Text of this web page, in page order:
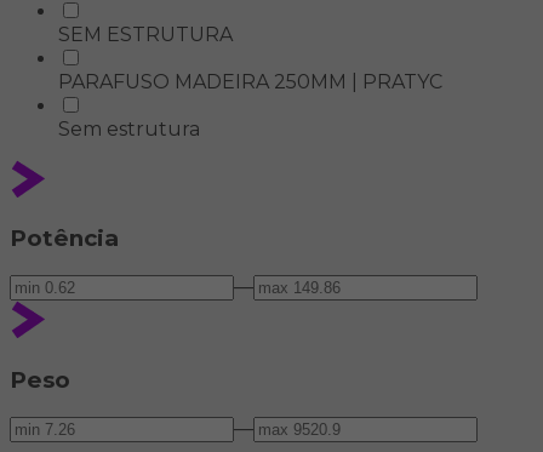
SEM ESTRUTURA
PARAFUSO MADEIRA 250MM | PRATYC
Sem estrutura
Potência
—
Peso
—